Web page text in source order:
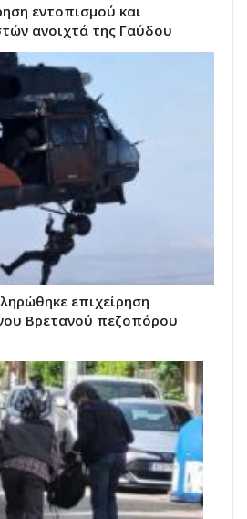
εντοπισμού και
ανοιχτά της Γαύδου
επιχείρηση
Βρετανού πεζοπόρου